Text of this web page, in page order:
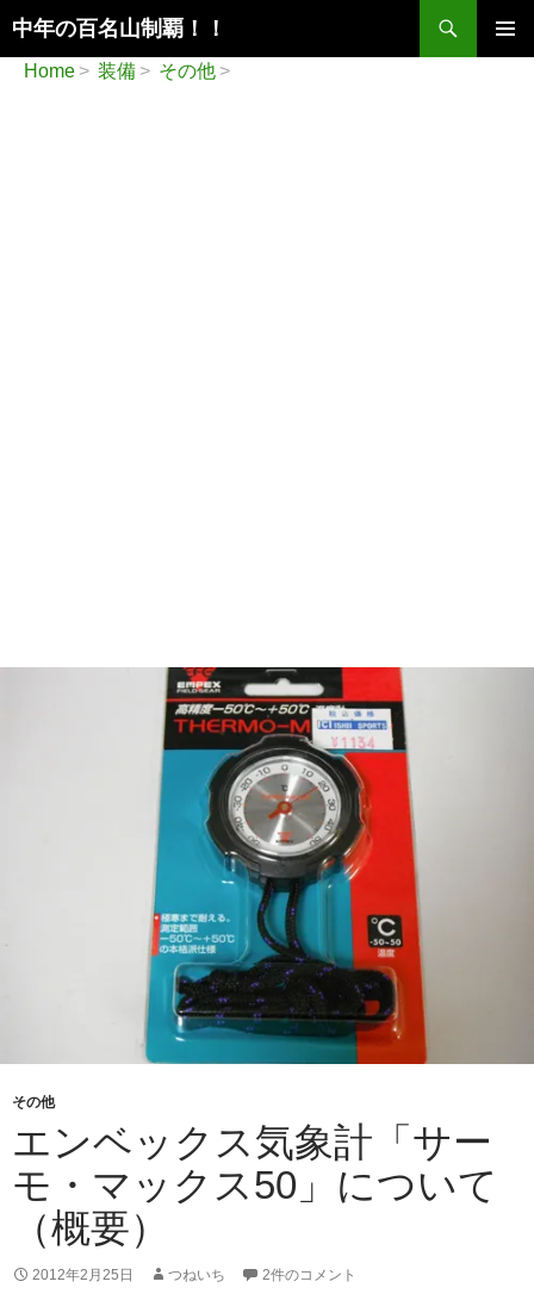
中年の百名山制覇！！
検
索
ンHome 装備 その他
その他
エンベックス気象計「サー
モ・マックス50」について
（概要）
2012年2月25日 つねいち 2件のコメント